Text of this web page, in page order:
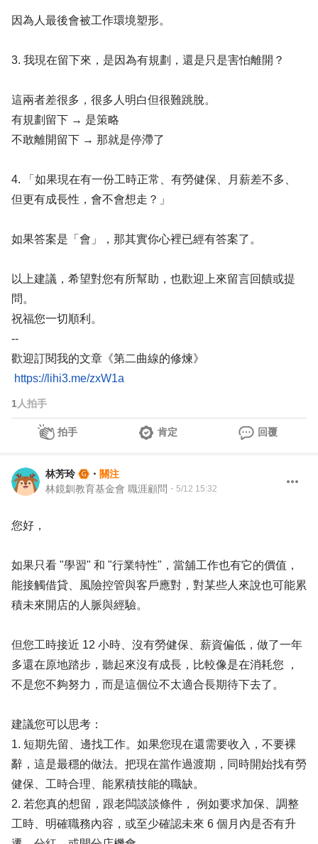
因為人最後會被工作環境塑形。
3. 我現在留下來，是因為有規劃，還是只是害怕離開？
這兩者差很多，很多人明白但很難跳脫。
有規劃留下 → 是策略
不敢離開留下 → 那就是停滯了
4. 「如果現在有一份工時正常、有勞健保、月薪差不多、
但更有成長性，會不會想走？」
如果答案是「會」，那其實你心裡已經有答案了。
以上建議，希望對您有所幫助，也歡迎上來留言回饋或提
問。
祝福您一切順利。
--
歡迎訂閱我的文章《第二曲線的修煉》
https://lihi3.me/zxW1a
1 人拍手
拍手 肯定 回覆
林芳玲 ・ 關注
林鏡釧教育基金會 職涯顧問 ・ 5/12 15:32
您好，
如果只看 "學習" 和 "行業特性"，當舖工作也有它的價值，
能接觸借貸、風險控管與客戶應對，對某些人來說也可能累
積未來開店的人脈與經驗。
但您工時接近 12 小時、沒有勞健保、薪資偏低，做了一年
多還在原地踏步，聽起來沒有成長，比較像是在消耗您 ，
不是您不夠努力，而是這個位不太適合長期待下去了。
建議您可以思考：
1. 短期先留、邊找工作。如果您現在還需要收入，不要裸
辭，這是最穩的做法。把現在當作過渡期，同時開始找有勞
健保、工時合理、能累積技能的職缺。
2. 若您真的想留，跟老闆談談條件， 例如要求加保、調整
工時、明確職務內容，或至少確認未來 6 個月內是否有升